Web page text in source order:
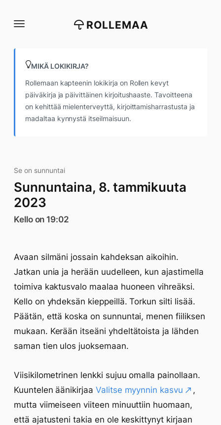
suoraan
ROLLEMAA
MIKÄ LOKIKIRJA?
Rollemaan kapteenin lokikirja on Rollen kevyt
päiväkirja ja päivittäinen kirjoitushaaste. Tavoitteena
on kehittää mielenterveyttä, kirjoittamisharrastusta ja
madaltaa kynnystä itseilmaisuun.
Se on sunnuntai
Sunnuntaina, 8. tammikuuta
2023
Kello on 19:02
Avaan silmäni jossain kahdeksan aikoihin.
Jatkan unia ja herään uudelleen, kun ajastimella
toimiva kaktusvalo maalaa huoneen vihreäksi.
Kello on yhdeksän kieppeillä. Torkun silti lisää.
Päätän, että koska on sunnuntai, menen fiiliksen
mukaan. Kerään itseäni yhdeltätoista ja lähden
saman tien ulos juoksemaan.
Viisikilometrinen lenkki sujuu omalla painollaan.
Kuuntelen äänikirjaa Valitse myynnin kasvu
,
mutta viimeiseen viiteen minuuttiin huomaan,
että ajatusteni takia en ole keskittynyt kirjaan